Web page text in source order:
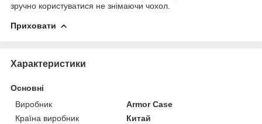
зручно користуватися не знімаючи чохол.
Приховати
Характеристики
Основні
Виробник
Armor Case
Країна виробник
Китай